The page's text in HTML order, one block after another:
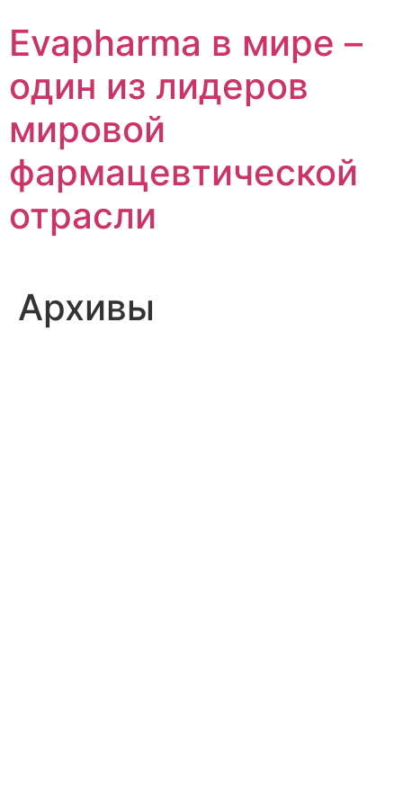
содержимому
Evapharma в мире –
один из лидеров
мировой
фармацевтической
отрасли
Архивы